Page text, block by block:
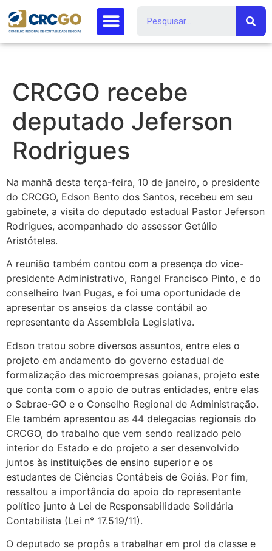
CRCGO recebe
deputado Jeferson
Rodrigues
Na manhã desta terça-feira, 10 de janeiro, o presidente
do CRCGO, Edson Bento dos Santos, recebeu em seu
gabinete, a visita do deputado estadual Pastor Jeferson
Rodrigues, acompanhado do assessor Getúlio
Aristóteles.
A reunião também contou com a presença do vice-
presidente Administrativo, Rangel Francisco Pinto, e do
conselheiro Ivan Pugas, e foi uma oportunidade de
apresentar os anseios da classe contábil ao
representante da Assembleia Legislativa.
Edson tratou sobre diversos assuntos, entre eles o
projeto em andamento do governo estadual de
formalização das microempresas goianas, projeto este
que conta com o apoio de outras entidades, entre elas
o Sebrae-GO e o Conselho Regional de Administração.
Ele também apresentou as 44 delegacias regionais do
CRCGO, do trabalho que vem sendo realizado pelo
interior do Estado e do projeto a ser desenvolvido
juntos às instituições de ensino superior e os
estudantes de Ciências Contábeis de Goiás. Por fim,
ressaltou a importância do apoio do representante
político junto à Lei de Responsabilidade Solidária
Contabilista (Lei n° 17.519/11).
O deputado se propôs a trabalhar em prol da classe e